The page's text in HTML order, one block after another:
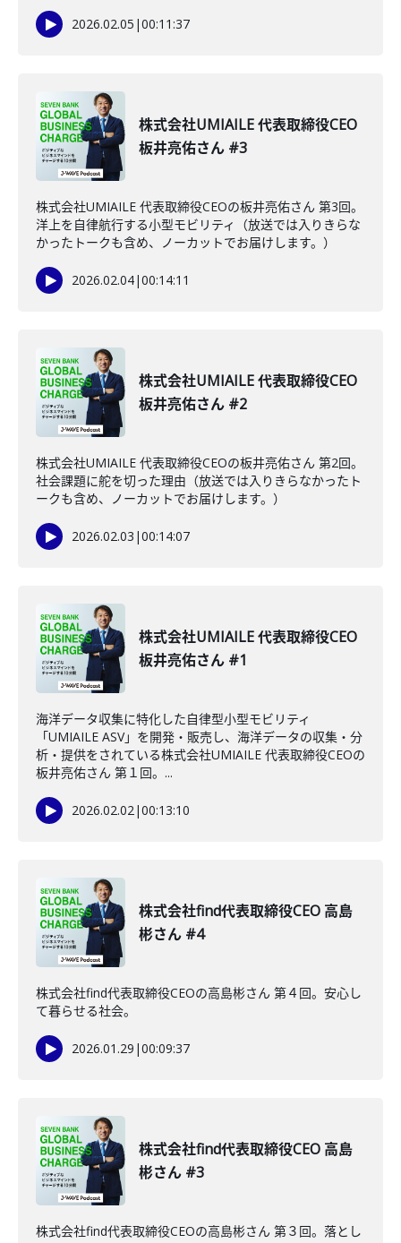
2026.02.05 |00:11:37
株式会社UMIAILE 代表取締役CEO
板井亮佑さん #3
株式会社UMIAILE 代表取締役CEOの板井亮佑さん 第3回。
洋上を自律航行する小型モビリティ（放送では入りきらな
かったトークも含め、ノーカットでお届けします。）
2026.02.04|00:14:11
株式会社UMIAILE 代表取締役CEO
板井亮佑さん #2
株式会社UMIAILE 代表取締役CEOの板井亮佑さん 第2回。
社会課題に舵を切った理由（放送では入りきらなかったト
ークも含め、ノーカットでお届けします。）
2026.02.03 |00:14:07
株式会社UMIAILE 代表取締役CEO
板井亮佑さん #1
海洋データ収集に特化した自律型小型モビリティ
「UMIAILE ASV」を開発・販売し、海洋データの収集・分
析・提供をされている株式会社UMIAILE 代表取締役CEOの
板井亮佑さん 第１回。...
2026.02.02|00:13:10
株式会社find代表取締役CEO 高島
彬さん #4
株式会社find代表取締役CEOの高島彬さん 第４回。安心し
て暮らせる社会。
2026.01.29 |00:09:37
株式会社find代表取締役CEO 高島
彬さん #3
株式会社find代表取締役CEOの高島彬さん 第３回。落とし